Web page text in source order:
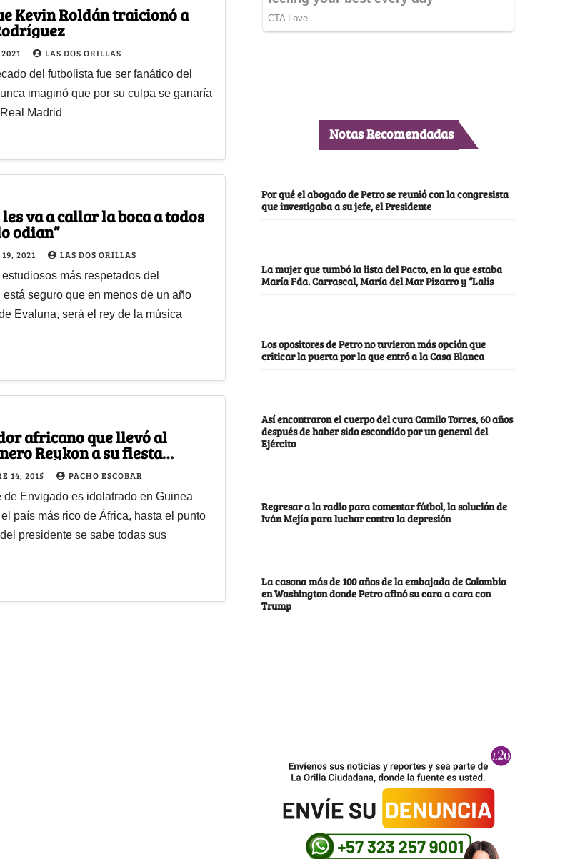
Kevin Roldán traicionó a
LAS DOS ORILLAS
del futbolista fue ser fanático del
imaginó que por su culpa se ganaría
Madrid
va a callar la boca a todos
odian”
2021 LAS DOS ORILLAS
más respetados del
está seguro que en menos de un año
Evaluna, será el rey de la música
africano que llevó al
Reykon a su fiesta
14, 2015 PACHO ESCOBAR
de Envigado es idolatrado en Guinea
país más rico de África, hasta el punto
presidente se sabe todas sus
Notas Recomendadas
Por qué el abogado de Petro se reunió con la congresista
que investigaba a su jefe, el Presidente
La mujer que tumbó la lista del Pacto, en la que estaba
María Fda. Carrascal, María del Mar Pizarro y “Lalis
Los opositores de Petro no tuvieron más opción que
criticar la puerta por la que entró a la Casa Blanca
Así encontraron el cuerpo del cura Camilo Torres, 60 años
después de haber sido escondido por un general del
Ejército
Regresar a la radio para comentar fútbol, la solución de
Iván Mejía para luchar contra la depresión
La casona más de 100 años de la embajada de Colombia
en Washington donde Petro afinó su cara a cara con
Trump